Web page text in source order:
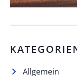
Allgemein